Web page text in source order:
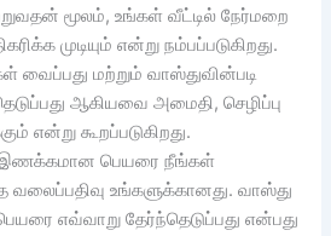
மூலம், உங்கள் வீட்டில் நேர்மறை
முடியும் என்று நம்பப்படுகிறது.
வைப்பது மற்றும் வாஸ்துவின்படி
ஆகியவை அமைதி, செழிப்பு
என்று கூறப்படுகிறது.
இணக்கமான பெயரை நீங்கள்
வலைப்பதிவு உங்களுக்கானது. வாஸ்து
எவ்வாறு தேர்ந்தெடுப்பது என்பது